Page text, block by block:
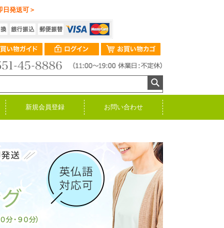
日発送可＞
新規会員登録 お問い合わせ